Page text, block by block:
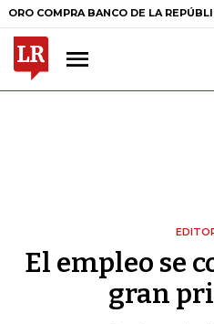
BANCO DE LA REPÚBLICA $
El empleo se
gran